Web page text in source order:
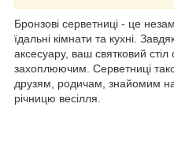
Бронзові серветниці - це
їдальні кімнати та кухні.
аксесуару, ваш святковий стіл
захоплюючим. Серветниці
друзям, родичам, знайомим
річницю весілля.